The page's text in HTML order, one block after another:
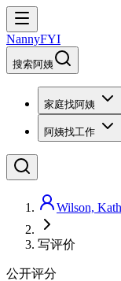
NannyFYI
搜索阿姨
家庭找阿姨
阿姨找工作
Wilson,
写评价
公开评分